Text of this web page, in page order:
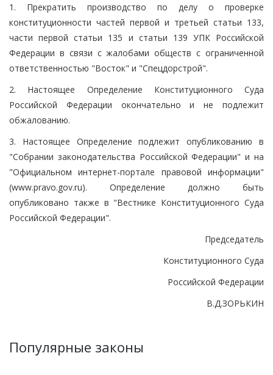
1. Прекратить производство по делу о проверке
конституционности частей первой и третьей статьи 133,
части первой статьи 135 и статьи 139 УПК Российской
Федерации в связи с жалобами обществ с ограниченной
ответственностью "Восток" и "Спецдорстрой".
2. Настоящее Определение Конституционного Суда
Российской Федерации окончательно и не подлежит
обжалованию.
3. Настоящее Определение подлежит опубликованию в
"Собрании законодательства Российской Федерации" и на
"Официальном интернет-портале правовой информации"
(www.pravo.gov.ru). Определение должно быть
опубликовано также в "Вестнике Конституционного Суда
Российской Федерации".
Председатель
Конституционного Суда
Российской Федерации
В.Д.ЗОРЬКИН
Популярные законы